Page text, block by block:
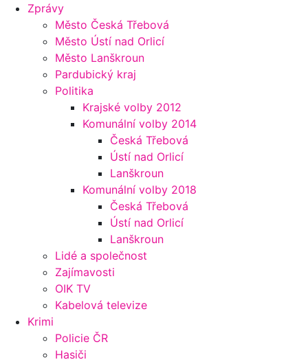
Zprávy
Město Česká Třebová
Město Ústí nad Orlicí
Město Lanškroun
Pardubický kraj
Politika
Krajské volby 2012
Komunální volby 2014
Česká Třebová
Ústí nad Orlicí
Lanškroun
Komunální volby 2018
Česká Třebová
Ústí nad Orlicí
Lanškroun
Lidé a společnost
Zajímavosti
OIK TV
Kabelová televize
Krimi
Policie ČR
Hasiči